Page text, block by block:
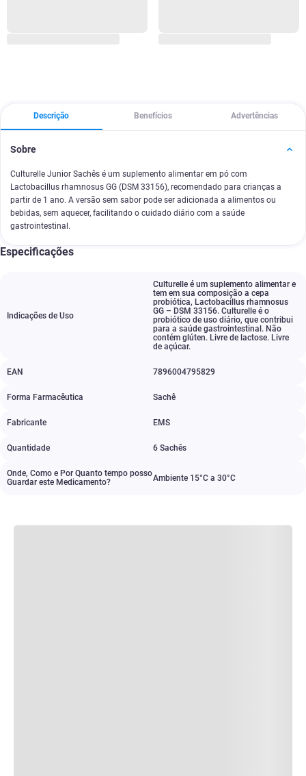
Descrição Benefícios Advertências
Sobre
Culturelle Junior Sachês é um suplemento alimentar em pó com
Lactobacillus rhamnosus GG (DSM 33156), recomendado para crianças a
partir de 1 ano. A versão sem sabor pode ser adicionada a alimentos ou
bebidas, sem aquecer, facilitando o cuidado diário com a saúde
gastrointestinal.
Especificações
Indicações de Uso
Culturelle é um suplemento alimentar e
tem em sua composição a cepa
probiótica, Lactobacillus rhamnosus
GG – DSM 33156. Culturelle é o
probiótico de uso diário, que contribui
para a saúde gastrointestinal. Não
contém glúten. Livre de lactose. Livre
de açúcar.
EAN 7896004795829
Forma Farmacêutica Sachê
Fabricante EMS
Quantidade 6 Sachês
Onde, Como e Por Quanto tempo posso
Guardar este Medicamento?
Ambiente 15°C a 30°C